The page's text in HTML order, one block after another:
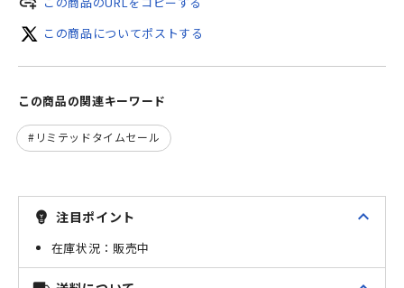
この商品についてポストする
この商品の関連キーワード
リミテッドタイムセール
emoji_objects 注目ポイント expand_less
販売中